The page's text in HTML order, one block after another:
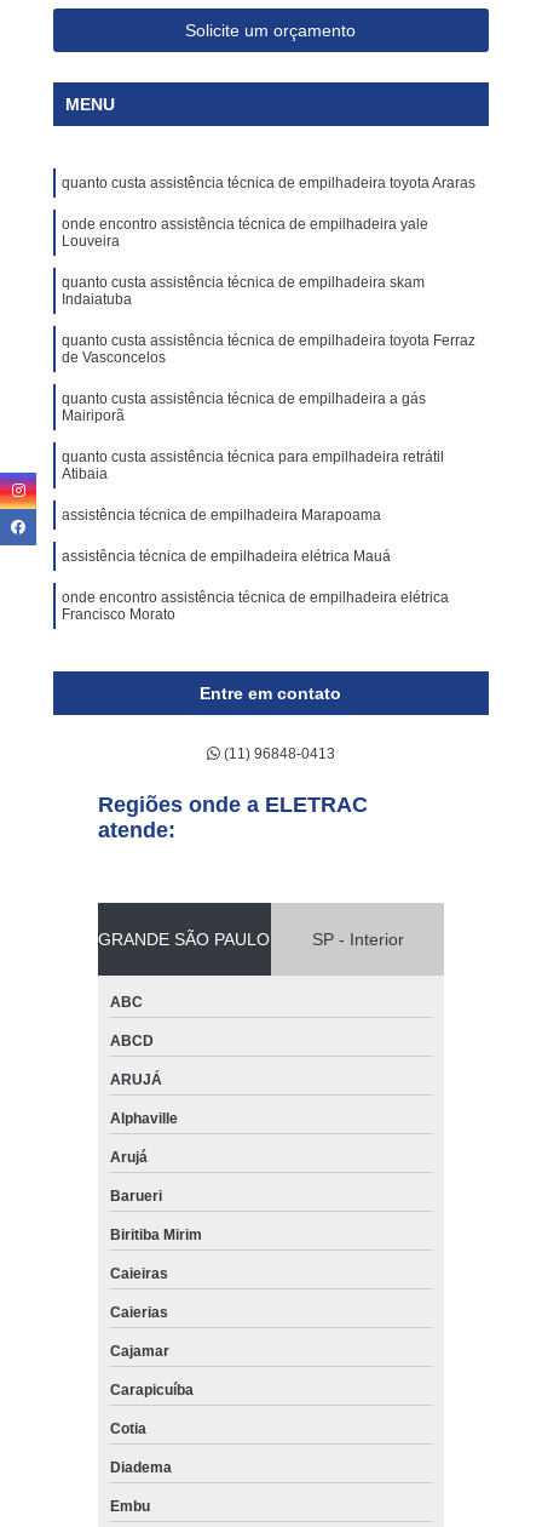
Solicite um orçamento
MENU
quanto custa assistência técnica de empilhadeira toyota Araras
onde encontro assistência técnica de empilhadeira yale
Louveira
quanto custa assistência técnica de empilhadeira skam
Indaiatuba
quanto custa assistência técnica de empilhadeira toyota Ferraz
de Vasconcelos
quanto custa assistência técnica de empilhadeira a gás
Mairiporã
quanto custa assistência técnica para empilhadeira retrátil
Atibaia
assistência técnica de empilhadeira Marapoama
assistência técnica de empilhadeira elétrica Mauá
onde encontro assistência técnica de empilhadeira elétrica
Francisco Morato
ABC
Entre em contato
(11) 96848-0413
Regiões onde a ELETRAC
atende:
GRANDE SÃO PAULO SP - Interior
ABC
ABCD
ARUJÁ
Alphaville
Arujá
Barueri
Biritiba Mirim
Caieiras
Caierias
Cajamar
Carapicuíba
Cotia
Diadema
Embu